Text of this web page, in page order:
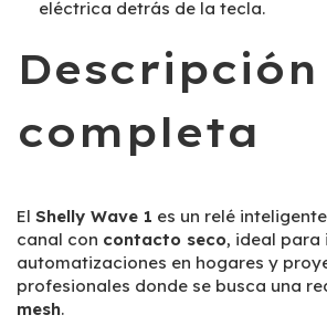
eléctrica detrás de la tecla.
Descripción
completa
El Shelly Wave 1 es un relé inteligente
canal con contacto seco, ideal para
automatizaciones en hogares y
profesionales donde se busca una
mesh.